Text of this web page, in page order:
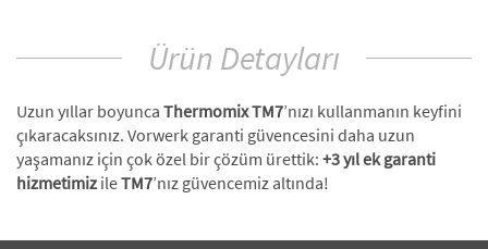
Ürün Detayları
Uzun yıllar boyunca Thermomix TM7’nızı kullanmanın keyfini
çıkaracaksınız. Vorwerk garanti güvencesini daha uzun
yaşamanız için çok özel bir çözüm ürettik: +3 yıl ek garanti
hizmetimiz ileTM7’nız güvencemiz altında!